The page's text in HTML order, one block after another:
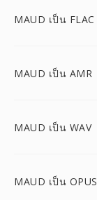
MAUD เป็น FLAC
MAUD เป็น AMR
MAUD เป็น WAV
MAUD เป็น OPUS